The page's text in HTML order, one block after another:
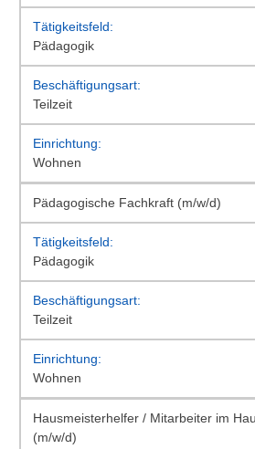
Pädagogik
Teilzeit
Wohnen
Pädagogische Fachkraft (m/w/d)
Pädagogik
Teilzeit
Wohnen
Hausmeisterhelfer / Mitarbeiter im
(m/w/d)